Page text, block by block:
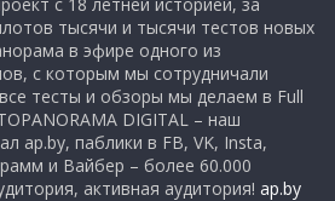
тысячи и тысячи тестов новых
в эфире одного из
с которым мы сотрудничали
тесты и обзоры мы делаем в Full
DIGITAL – наш
ap.by, паблики в FB, VK, Insta,
и Вайбер – более 60.000
активная аудитория!ap.by